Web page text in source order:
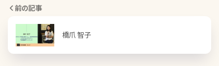
前の記事
橋爪 智子